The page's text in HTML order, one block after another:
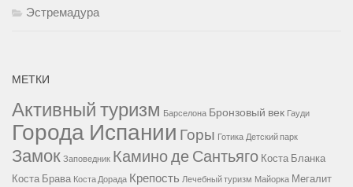
Эстремадура
МЕТКИ
Активный туризм Барселона Бронзовый век Гауди
Города Испании Горы Готика Детский парк
Замок Заповедник Камино де Сантьяго Коста Бланка
Коста Брава Коста Дорада Крепость Лечебный туризм Майорка Мегалит